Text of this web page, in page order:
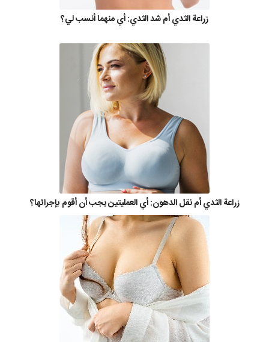
زراعة الثدي أم شد الثدي: أي منهما أنسب لي؟
زراعة الثدي أم نقل الدهون: أي العمليتين يجب أن أقوم بإجرائها؟